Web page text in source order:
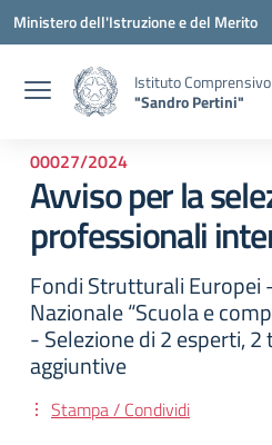
Vai ai contenuti
Vai al menu di navigazione
Vai al footer
Ministero dell'Istruzione e del Merito
Istituto Comprensivo
"Sandro Pertini"
00027/2024
Avviso per la
professionali
Fondi Strutturali Europei
Nazionale “Scuola e
- Selezione di 2 esperti,
aggiuntive
Stampa / Condividi